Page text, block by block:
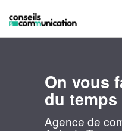
On vous
du temps
Agence de